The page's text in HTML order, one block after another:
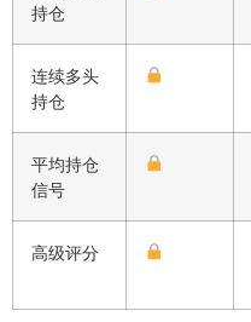
持仓
连续多头
持仓
平均持仓
信号
高级评分